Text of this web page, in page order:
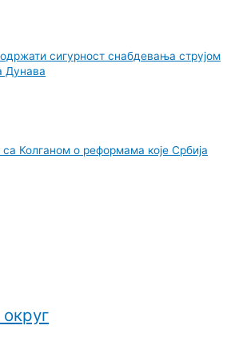
сигурност снабдевања струјом
Дунава
Колганом о реформама које Србија